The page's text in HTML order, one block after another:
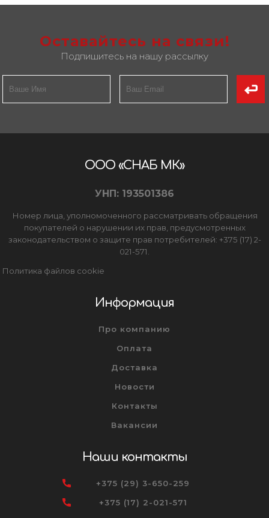
Оставайтесь на связи!
Подпишитесь на нашу рассылку
ООО «СНАБ МК»
УНП: 193501386
Номер лица, уполномоченного рассматривать обращения
покупателей о нарушении их прав, предусмотренных
законодательством о защите прав потребителей: +375 (17) 2-
021-571.
Политика файлов cookie
Информация
Про компанию
Оплата
Доставка
Новости
Контакты
Вакансии
Наши контакты
+375 (29) 3-650-259
+375 (17) 2-021-571